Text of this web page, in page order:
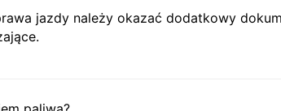
jazdy należy okazać dodatkowy